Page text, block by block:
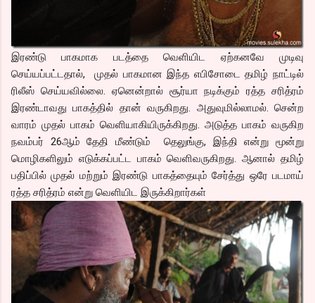
இரண்டு பாகமாக படத்தை வெளியிட ஏற்கனவே முடிவு
செய்யப்பட்டதால், முதல் பாகமான இந்த எபிசோடை தமிழ் நாட்டில்
ரிலீஸ் செய்யவில்லை. ஏனென்றால் சூர்யா நடிக்கும் ரத்த சரித்ரம்
இரண்டாவது பாகத்தில் தான் வருகிறது. அதுவுமில்லாமல். சென்ற
வாரம் முதல் பாகம் வெளியாகியிருக்கிறது. அடுத்த பாகம் வருகிற
நவம்பர் 26ஆம் தேதி மீண்டும் தெலுங்கு, இந்தி என்று மூன்று
மொழிகளிலும் எடுக்கப்பட்ட பாகம் வெளிவருகிறது. ஆனால் தமிழ்
பதிப்பில் முதல் மற்றும் இரண்டு பாகத்தையும் சேர்த்து ஒரே படமாய்
ரத்த சரித்ரம் என்று வெளியிட இருக்கிறார்கள்